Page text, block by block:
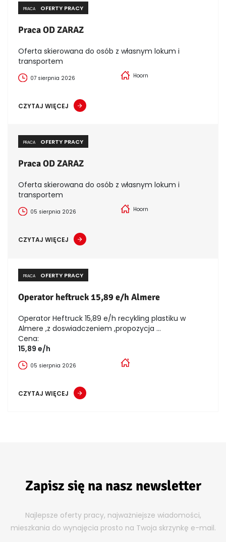
PRACA OFERTY PRACY
Praca OD ZARAZ
Oferta skierowana do osób z własnym lokum i
transportem
07 sierpnia 2026 Hoorn
CZYTAJ WIĘCEJ
PRACA OFERTY PRACY
Praca OD ZARAZ
Oferta skierowana do osób z własnym lokum i
transportem
05 sierpnia 2026 Hoorn
CZYTAJ WIĘCEJ
PRACA OFERTY PRACY
Operator heftruck 15,89 e/h Almere
Operator Heftruck 15,89 e/h recykling plastiku w
Almere ,z doswiadczeniem ,propozycja ...
Cena:
15,89 e/h
05 sierpnia 2026
CZYTAJ WIĘCEJ
Zapisz się na nasz newsletter
Najlepsze oferty pracy, najważniejsze wiadomości,
mieszkania do wynajęcia prosto na Twoja skrzynkę e-mail.